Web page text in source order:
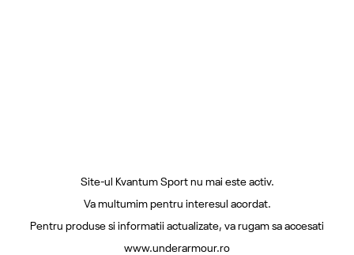
Site-ul Kvantum Sport nu mai este activ.
Va multumim pentru interesul acordat.
Pentru produse si informatii actualizate, va rugam sa accesati
www.underarmour.ro